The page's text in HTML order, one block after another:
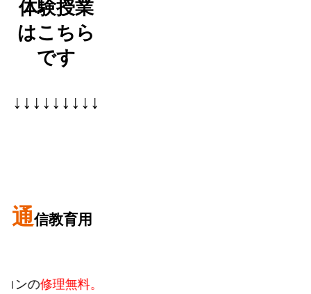
体験授業
はこちら
です
↓↓↓↓↓↓↓↓↓
通信教育用
理無料。教室での個人授業に加えてフランチャイズ